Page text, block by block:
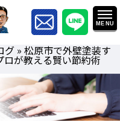
グ »松原市で外壁塗装す
ロが教える賢い節約術